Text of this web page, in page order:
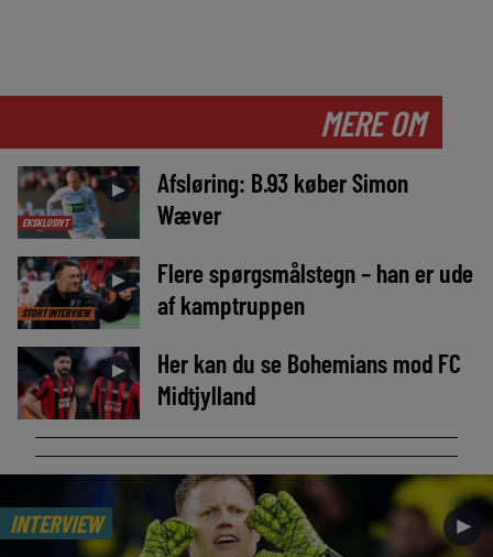
MERE OM
EKSKLUSIVT
►
Afsløring: B.93 køber Simon
Wæver
STORT INTERVIEW
►
Flere spørgsmålstegn – han er ude
af kamptruppen
►
Her kan du se Bohemians mod FC
Midtjylland
INTERVIEW ►